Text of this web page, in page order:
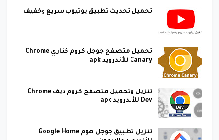
تحميل تحديث تطبيق يوتيوب سريع وخفيف
تحميل متصفح جوجل كروم كناري Chrome
Canary للأندرويد apk
تنزيل وتحميل متصفح كروم ديف Chrome
Dev للأندرويد apk
تنزيل تطبيق جوجل هوم Google Home